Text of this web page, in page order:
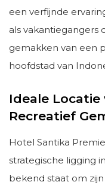
een verfijnde
als vakantiegangers
gemakken van een
hoofdstad van
Ideale Locatie
Recreatief
Hotel Santika
strategische ligging
bekend staat om